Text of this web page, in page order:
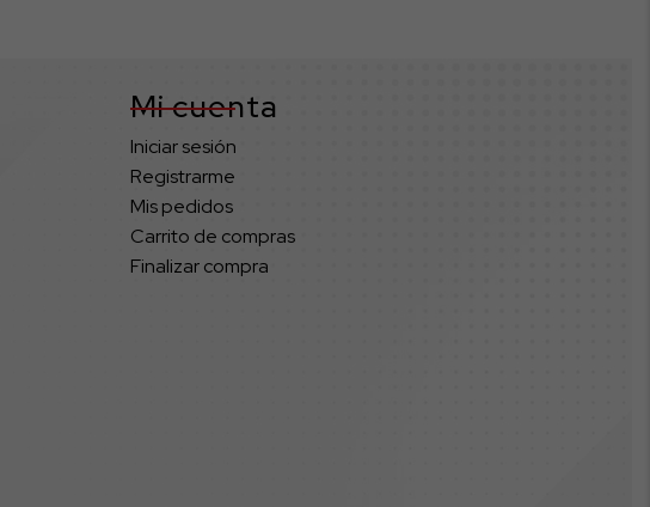
Mi cuenta
Iniciar sesión
Registrarme
Mis pedidos
Carrito de compras
Finalizar compra